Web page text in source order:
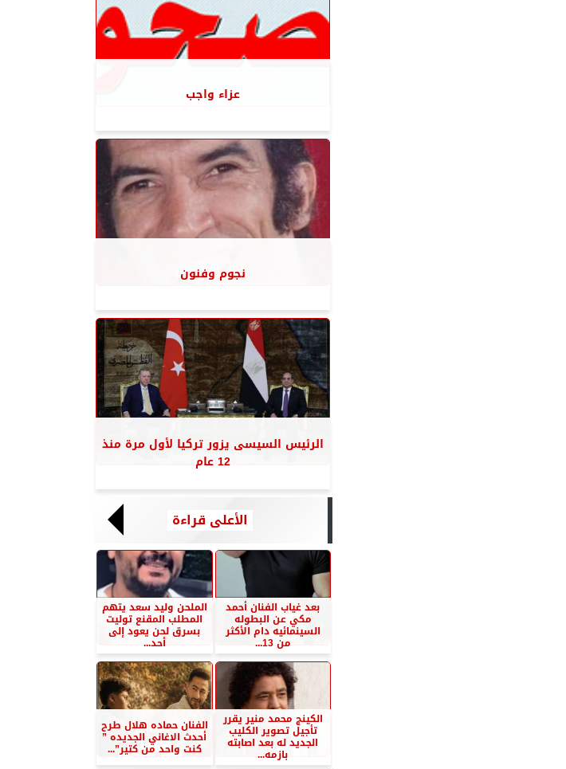
عزاء واجب
نجوم وفنون
الرئيس السيسى يزور تركيا لأول مرة منذ
12 عام
الأعلى قراءة
بعد غياب الفنان أحمد
مكي عن البطوله
السينمائيه دام الأكثر
من 13...
الملحن وليد سعد يتهم
المطلب المقنع توليت
بسرق لحن يعود إلى
أحد...
الكينج محمد منير يقرر
تأجيل تصوير الكليب
الجديد له بعد اصابته
بازمه...
الفنان حماده هلال طرح
أحدث الاغاني الجديده ”
كنت واحد من كتير”...